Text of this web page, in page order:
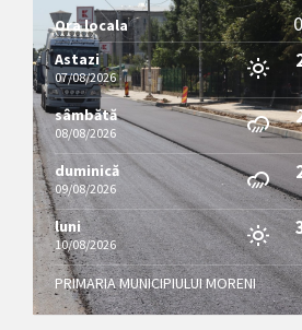
Ora locala
Astazi
07/08/2026
sâmbătă
08/08/2026
duminică
09/08/2026
luni
10/08/2026
PRIMARIA MUNICIPIULUI MORENI